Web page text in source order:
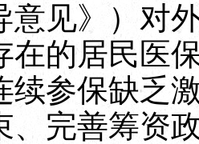
意见》）对
在的居民医
续参保缺乏
、完善筹资